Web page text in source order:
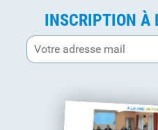
INSCRIPTION À